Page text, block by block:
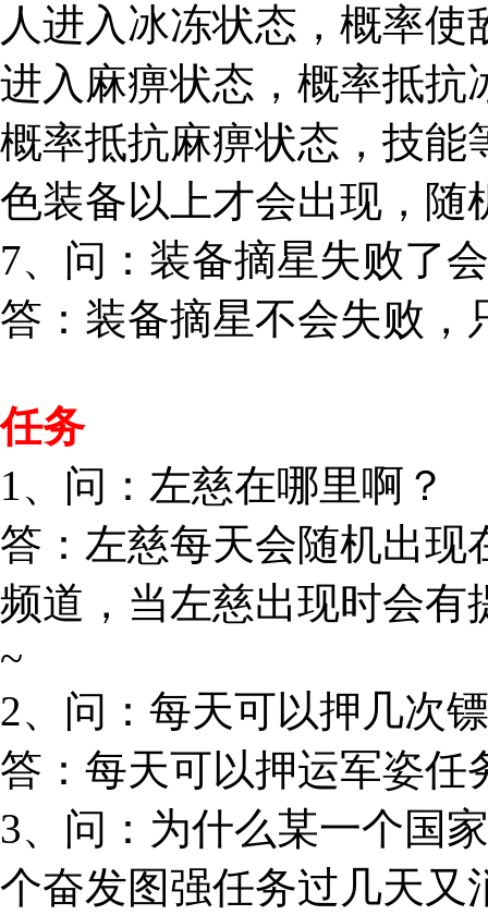
人进入冰冻状态，概率
进入麻痹状态，概率抵抗
概率抵抗麻痹状态，技能
色装备以上才会出现，随
7、问：装备摘星失败了
答：装备摘星不会失败，
任务
1、问：左慈在哪里啊？
答：左慈每天会随机出现
频道，当左慈出现时会有
~
2、问：每天可以押几次
答：每天可以押运军姿任
3、问：为什么某一个国
个奋发图强任务过几天又